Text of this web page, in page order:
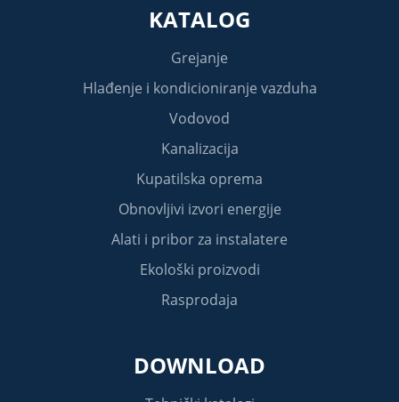
KATALOG
Grejanje
Hlađenje i kondicioniranje vazduha
Vodovod
Kanalizacija
Kupatilska oprema
Obnovljivi izvori energije
Alati i pribor za instalatere
Ekološki proizvodi
Rasprodaja
DOWNLOAD